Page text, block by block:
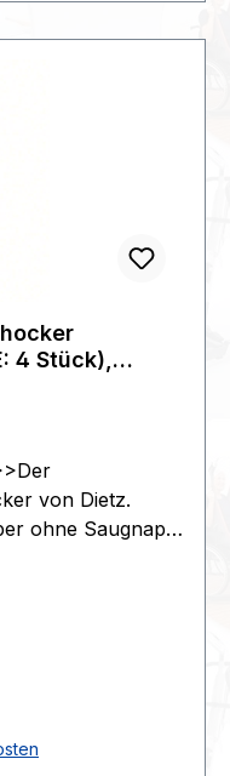
4 Stück),
von Dietz.
ohne Saugnapf
TSB - Set